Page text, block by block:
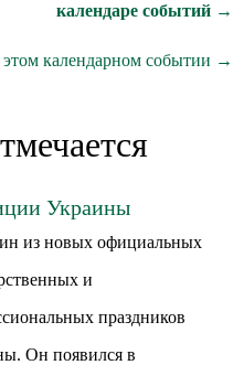
календаре событий →
календарном событии →
Украины
из новых официальных
и
праздников
Он появился в